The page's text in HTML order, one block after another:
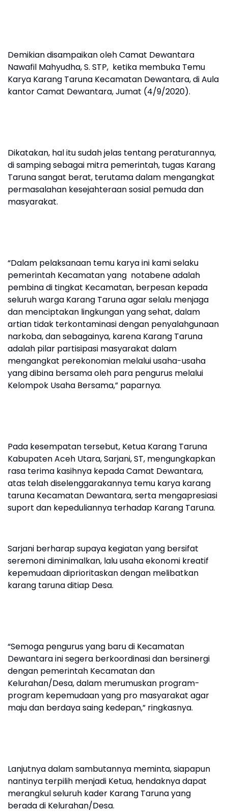
Demikian disampaikan oleh Camat Dewantara
Nawafil Mahyudha, S. STP, ketika membuka Temu
Karya Karang Taruna Kecamatan Dewantara, di Aula
kantor Camat Dewantara, Jumat (4/9/2020).
Dikatakan, hal itu sudah jelas tentang peraturannya,
di samping sebagai mitra pemerintah, tugas Karang
Taruna sangat berat, terutama dalam mengangkat
permasalahan kesejahteraan sosial pemuda dan
masyarakat.
“Dalam pelaksanaan temu karya ini kami selaku
pemerintah Kecamatan yang notabene adalah
pembina di tingkat Kecamatan, berpesan kepada
seluruh warga Karang Taruna agar selalu menjaga
dan menciptakan lingkungan yang sehat, dalam
artian tidak terkontaminasi dengan penyalahgunaan
narkoba, dan sebagainya, karena Karang Taruna
adalah pilar partisipasi masyarakat dalam
mengangkat perekonomian melalui usaha-usaha
yang dibina bersama oleh para pengurus melalui
Kelompok Usaha Bersama,” paparnya.
Pada kesempatan tersebut, Ketua Karang Taruna
Kabupaten Aceh Utara, Sarjani, ST, mengungkapkan
rasa terima kasihnya kepada Camat Dewantara,
atas telah diselenggarakannya temu karya karang
taruna Kecamatan Dewantara, serta mengapresiasi
suport dan kepeduliannya terhadap Karang Taruna.
Sarjani berharap supaya kegiatan yang bersifat
seremoni diminimalkan, lalu usaha ekonomi kreatif
kepemudaan diprioritaskan dengan melibatkan
karang taruna ditiap Desa.
“Semoga pengurus yang baru di Kecamatan
Dewantara ini segera berkoordinasi dan bersinergi
dengan pemerintah Kecamatan dan
Kelurahan/Desa, dalam merumuskan program-
program kepemudaan yang pro masyarakat agar
maju dan berdaya saing kedepan,” ringkasnya.
Lanjutnya dalam sambutannya meminta, siapapun
nantinya terpilih menjadi Ketua, hendaknya dapat
merangkul seluruh kader Karang Taruna yang
berada di Kelurahan/Desa.